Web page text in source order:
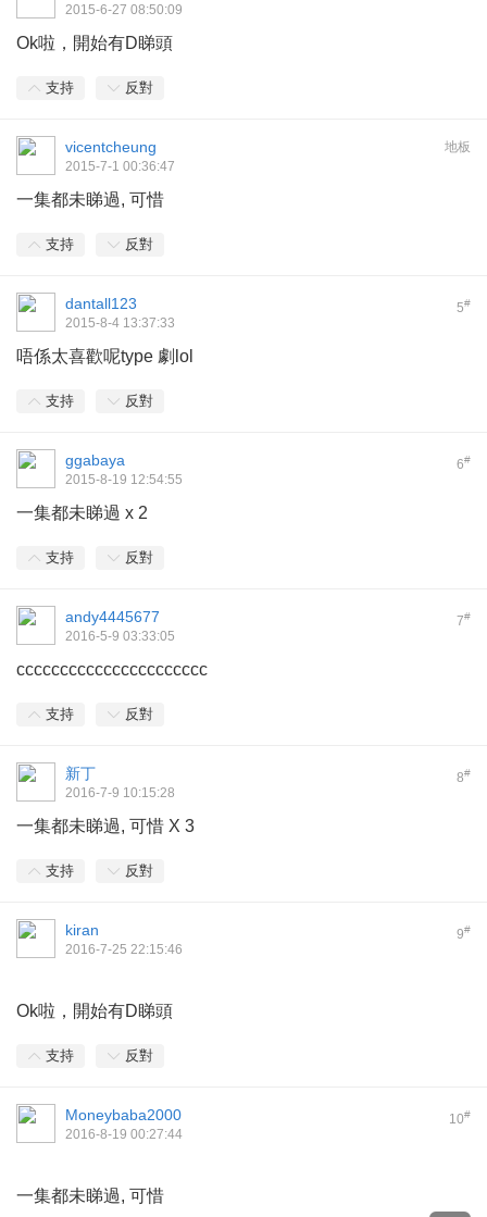
2015-6-27 08:50:09
Ok啦，開始有D睇頭
支持 反對
地板
vicentcheung
2015-7-1 00:36:47
一集都未睇過, 可惜
支持 反對
5#
dantall123
2015-8-4 13:37:33
唔係太喜歡呢type 劇lol
支持 反對
6#
ggabaya
2015-8-19 12:54:55
一集都未睇過 x 2
支持 反對
7#
andy4445677
2016-5-9 03:33:05
cccccccccccccccccccccc
支持 反對
8#
新丁
2016-7-9 10:15:28
一集都未睇過, 可惜 X 3
支持 反對
9#
kiran
2016-7-25 22:15:46
Ok啦，開始有D睇頭
支持 反對
10#
Moneybaba2000
2016-8-19 00:27:44
一集都未睇過, 可惜